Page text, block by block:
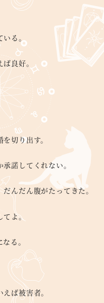
いる。
良好。
切り出す。
諾してくれない。
んだん腹がたってきた。
よ。
る。
ば被害者。